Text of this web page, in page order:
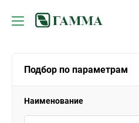
Подбор по параметрам
Наименование